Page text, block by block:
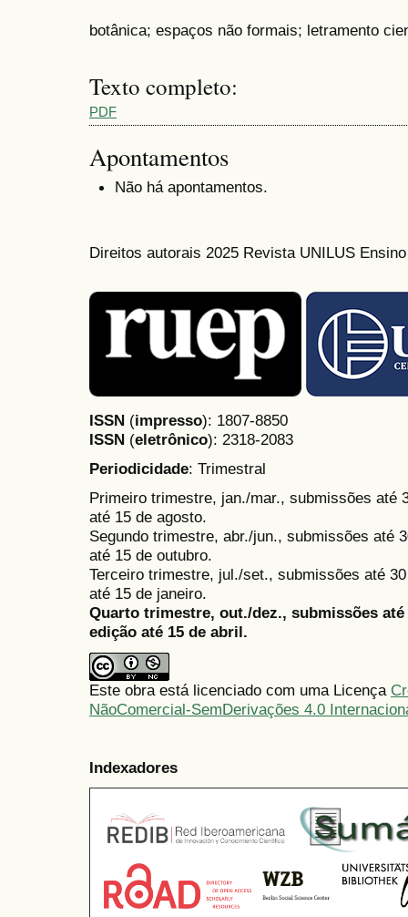
botânica; espaços não formais; letramento
Texto completo:
PDF
Apontamentos
Não há apontamentos.
Direitos autorais 2025 Revista UNILUS
ISSN (impresso): 1807-8850
ISSN (eletrônico): 2318-2083
Periodicidade: Trimestral
Primeiro trimestre, jan./mar., submissões até
até 15 de agosto.
Segundo trimestre, abr./jun., submissões até
até 15 de outubro.
Terceiro trimestre, jul./set., submissões até
até 15 de janeiro.
Quarto trimestre, out./dez., submissões
edição até 15 de abril.
Este obra está licenciado com uma Licença
NãoComercial-SemDerivações 4.0
Indexadores